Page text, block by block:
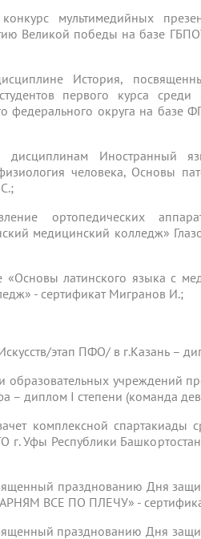
мультимедийных
Великой победы на базе
История,
первого курса
федерального округа на
дисциплинам Иностранный
человека, Основы
ортопедических
медицинский колледж»
латинского языка с
- сертификат Мигранов И.;
этап ПФО/ в г.Казань –
образовательных учреждений
– диплом I степени (команда
комплексной спартакиады
г. Уфы Республики
празднованию Дня
ВСЕ ПО ПЛЕЧУ» -
празднованию Дня